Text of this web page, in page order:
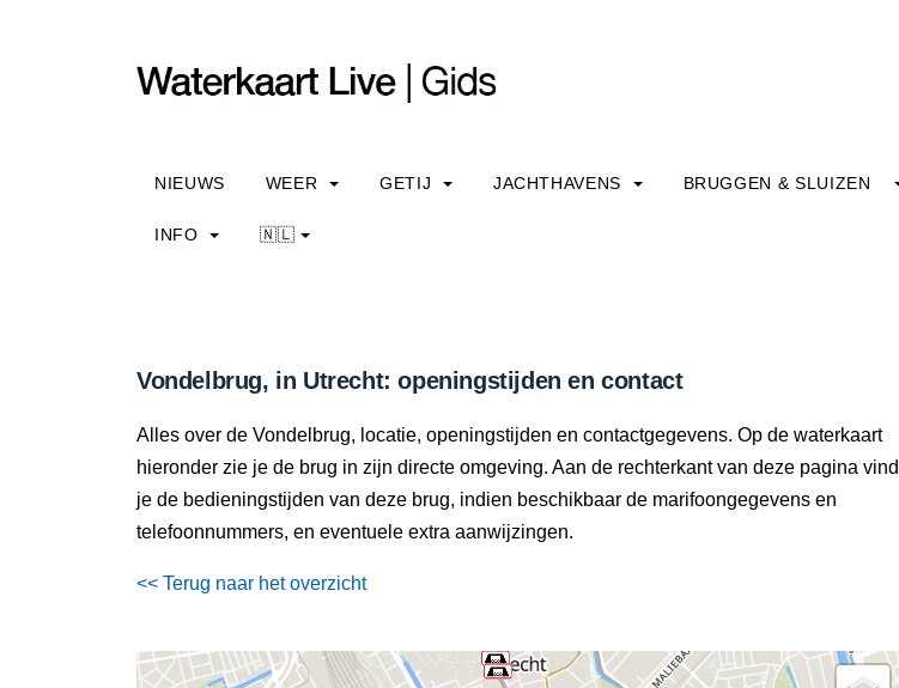
NIEUWS WEER GETIJ JACHTHAVENS BRUGGEN & SLUIZEN
INFO 🇳🇱
Vondelbrug, in Utrecht: openingstijden en contact
Alles over de Vondelbrug, locatie, openingstijden en contactgegevens. Op de waterkaart
hieronder zie je de brug in zijn directe omgeving. Aan de rechterkant van deze pagina vind
je de bedieningstijden van deze brug, indien beschikbaar de marifoongegevens en
telefoonnummers, en eventuele extra aanwijzingen.
<< Terug naar het overzicht